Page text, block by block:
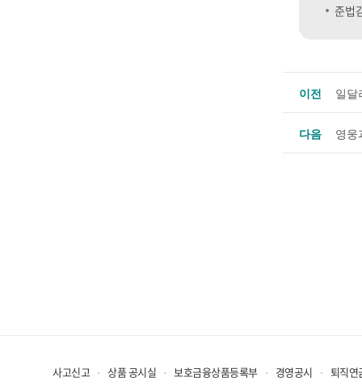
준법
이전 일달
다음 영웅
사고신고 상품 공시실 보호금융상품등록부 경영공시
퇴직연